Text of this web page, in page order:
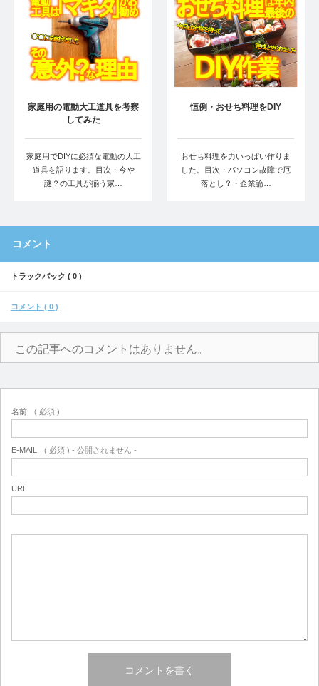
家庭用の電動大工道具を考察
してみた
家庭用でDIYに必須な電動の大工
道具を語ります。目次・今や
謎？の工具が揃う家…
恒例・おせち料理をDIY
おせち料理を力いっぱい作りま
した。目次・パソコン故障で厄
落とし？・企業論…
コメント
トラックバック ( 0 )
コメント ( 0 )
この記事へのコメントはありません。
名前 ( 必須 )
E-MAIL ( 必須 ) - 公開されません -
URL